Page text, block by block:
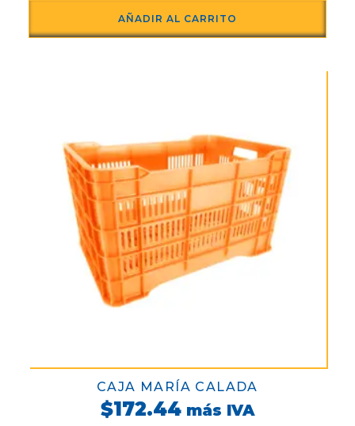
AÑADIR AL CARRITO
CAJA MARÍA CALADA
$172.44 más IVA